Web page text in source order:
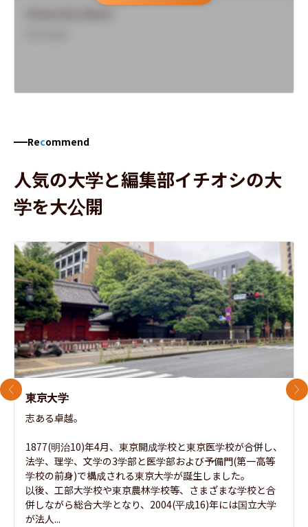
Recommend
人気の大学と編集部イチオシの大
学を大公開
東京大学
志ある卓越。
1877(明治10)年4月、東京開成学校と東京医学校が合併し、
法学、理学、文学の3学部と医学部および予備門(第一高等
学校の前身)で構成される東京大学が誕生しました。
以後、工部大学校や東京農林学校等、さまざまな学校と合
併しながら総合大学となり、2004(平成16)年には国立大学
が法人...
前のスライド 次